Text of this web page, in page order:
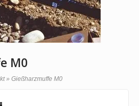
M0
» Gießharzmuffe M0